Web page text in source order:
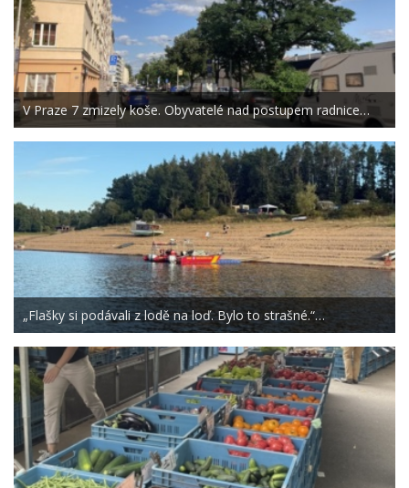
V Praze 7 zmizely koše. Obyvatelé nad postupem radnice…
„Flašky si podávali z lodě na loď. Bylo to strašné.“…